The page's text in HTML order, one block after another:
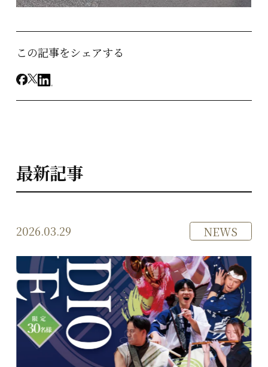
この記事をシェアする
最新記事
2026.03.29 NEWS